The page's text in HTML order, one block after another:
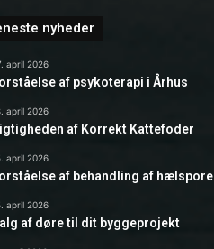
nyheder
april 2026
af psykoterapi i Århus
april 2026
af Korrekt Kattefoder
april 2026
af behandling af hælspore
april 2026
af døre til dit byggeprojekt